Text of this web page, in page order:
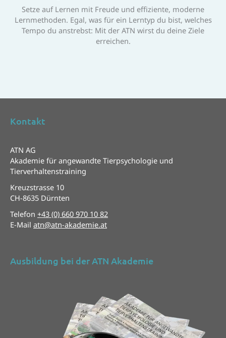
Setze auf Lernen mit Freude und effiziente, moderne
Lernmethoden. Egal, was für ein Lerntyp du bist, welches
Tempo du anstrebst: Mit der ATN wirst du deine Ziele
erreichen.
Kontakt
ATN AG
Akademie für angewandte Tierpsychologie und
Tierverhaltenstraining
Kreuzstrasse 10
CH-8635 Dürnten
Telefon +43 (0) 660 970 10 82
E-Mail atn@atn-akademie.at
Ausbildung bei der ATN Akademie